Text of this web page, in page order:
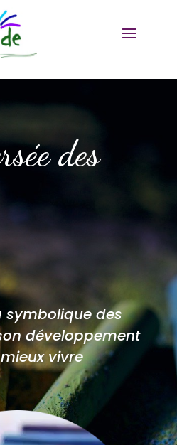
des
symbolique des
développement
vivre